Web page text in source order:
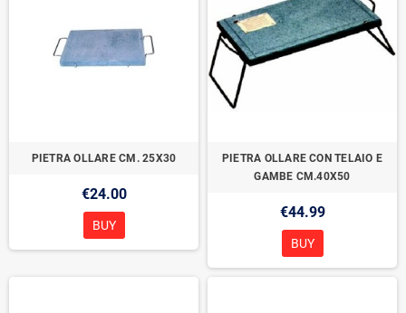
PIETRA OLLARE CM. 25X30
€24.00
BUY
PIETRA OLLARE CON TELAIO E
GAMBE CM.40X50
€44.99
BUY